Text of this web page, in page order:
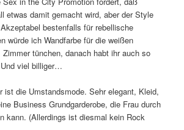
etwas damit gemacht wird, aber der Style
bestenfalls für rebellische
würde ich Wandfarbe für die weißen
tünchen, danach habt ihr auch so
viel billiger…
ist die Umstandsmode. Sehr elegant, Kleid,
Business Grundgarderobe, die Frau durch
kann. (Allerdings ist diesmal kein Rock